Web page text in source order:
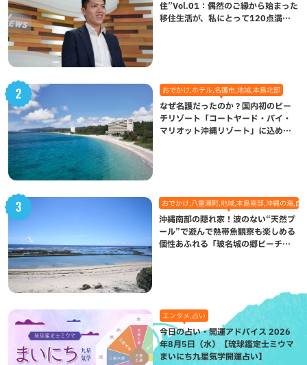
住”Vol.01：偶然のご縁から始まった
移住生活が、私にとって120点満点
おでかけ,ホテル,名護市,地域,本島北部
なぜ名護だったのか？国内初のビー
チリゾート「コートヤード・バイ・
マリオット沖縄リゾート」に込めら
おでかけ,八重瀬町,地域,本島南部,沖縄の海,自
沖縄南部の隠れ家！波のない“天然プ
ール”で遊んで熱帯魚観察も楽しめる
個性あふれる「玻名城の郷ビーチ」
エンタメ,占い
今日の占い・開運アドバイス 2026
年8月5日（水）【琉球鑑定士ミウマ
まいにち九星気学開運占い】